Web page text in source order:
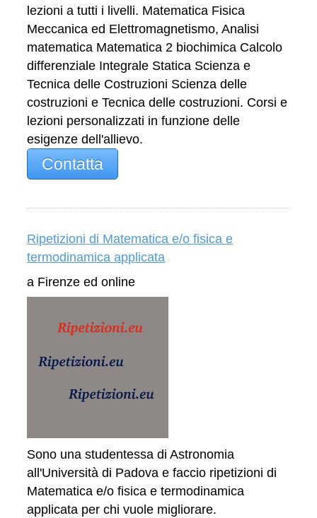
lezioni a tutti i livelli. Matematica Fisica
Meccanica ed Elettromagnetismo, Analisi
matematica Matematica 2 biochimica Calcolo
differenziale Integrale Statica Scienza e
Tecnica delle Costruzioni Scienza delle
costruzioni e Tecnica delle costruzioni. Corsi e
lezioni personalizzati in funzione delle
esigenze dell'allievo.
Contatta
Ripetizioni di Matematica e/o fisica e
termodinamica applicata
a Firenze ed online
Sono una studentessa di Astronomia
all'Università di Padova e faccio ripetizioni di
Matematica e/o fisica e termodinamica
applicata per chi vuole migliorare.